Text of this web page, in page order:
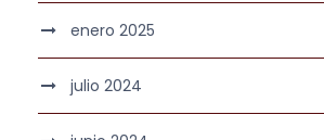
enero 2025
julio 2024